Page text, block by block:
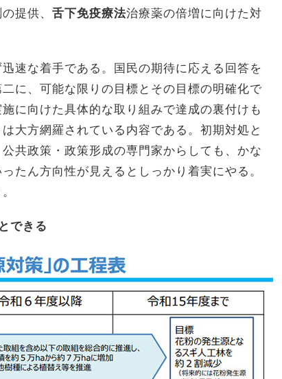
提供、 舌下免疫療法治療薬の倍増に向けた対
速な着手である。国民の期待に応える回答を
に、可能な限りの目標とその目標の明確化で
に向けた具体的な取り組みで達成の裏付けも
大方網羅されている内容である。初期対処と
共政策・政策形成の専門家からしても、かな
たん方向性が見えるとしっかり着実にやる。
できる